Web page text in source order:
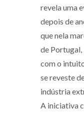
revela uma
depois de
que nela
de Portugal,
com o
se reveste
indústria
A iniciativa